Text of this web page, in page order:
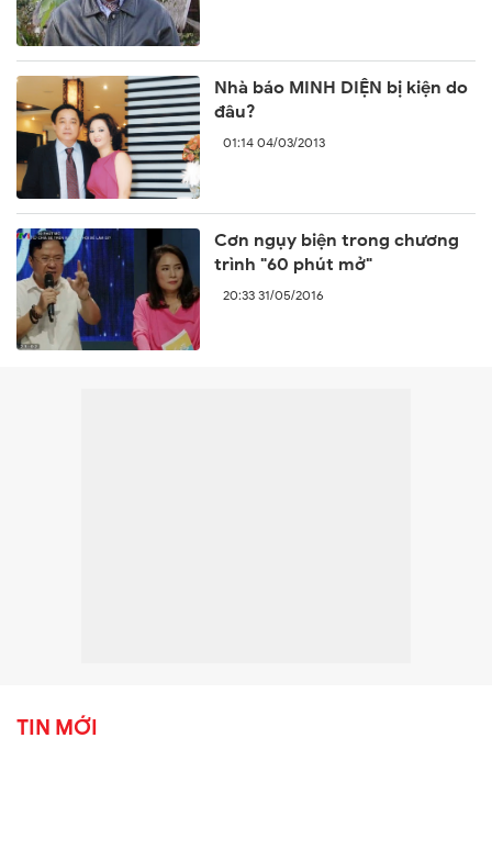
Nhà báo MINH DIỆN bị kiện do
đâu?
01:14 04/03/2013
Cơn ngụy biện trong chương
trình "60 phút mở"
20:33 31/05/2016
TIN MỚI